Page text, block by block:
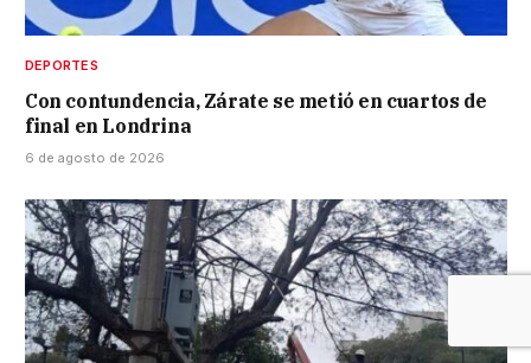
DEPORTES
Con contundencia, Zárate se metió en cuartos de
final en Londrina
6 de agosto de 2026